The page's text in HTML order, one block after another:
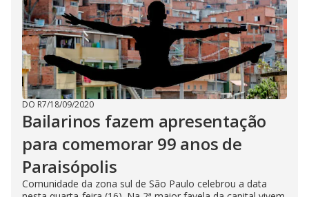
DO R7/18/09/2020
Bailarinos fazem apresentação
para comemorar 99 anos de
Paraisópolis
Comunidade da zona sul de São Paulo celebrou a data